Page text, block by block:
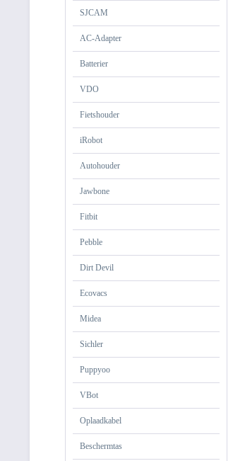
SJCAM
AC-Adapter
Batterier
VDO
Fietshouder
iRobot
Autohouder
Jawbone
Fitbit
Pebble
Dirt Devil
Ecovacs
Midea
Sichler
Puppyoo
VBot
Oplaadkabel
Beschermtas